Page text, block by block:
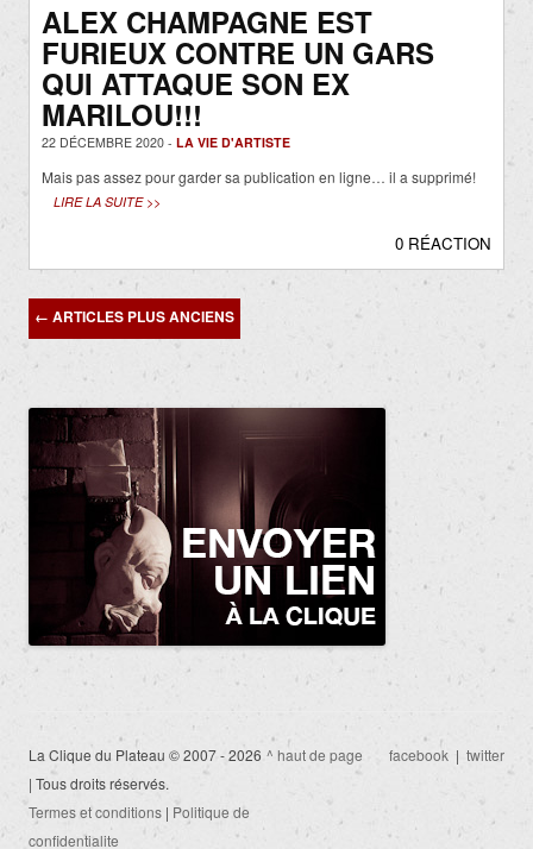
ALEX CHAMPAGNE EST
FURIEUX CONTRE UN GARS
QUI ATTAQUE SON EX
MARILOU!!!
22 DÉCEMBRE 2020 - LA VIE D'ARTISTE
Mais pas assez pour garder sa publication en ligne… il a supprimé!
LIRE LA SUITE >>
0 RÉACTION
Navigation
articles
← ARTICLES PLUS ANCIENS
La Clique du Plateau © 2007 - 2026
| Tous droits réservés.
Termes et conditions | Politique de
confidentialite
^ haut de page facebook | twitter